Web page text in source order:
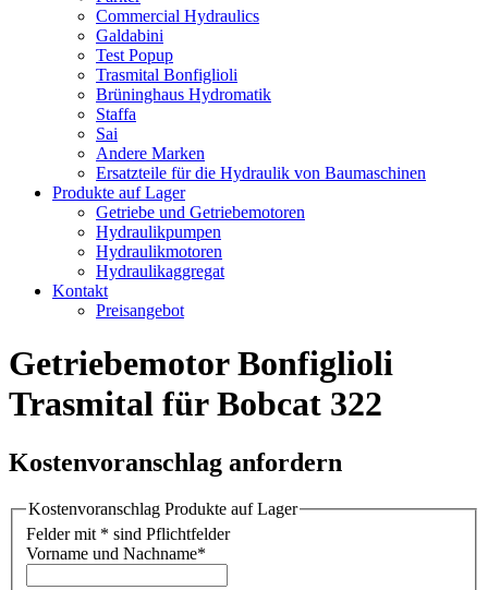
Commercial Hydraulics
Galdabini
Test Popup
Trasmital Bonfiglioli
Brüninghaus Hydromatik
Staffa
Sai
Andere Marken
Ersatzteile für die Hydraulik von Baumaschinen
Produkte auf Lager
Getriebe und Getriebemotoren
Hydraulikpumpen
Hydraulikmotoren
Hydraulikaggregat
Kontakt
Preisangebot
Getriebemotor Bonfiglioli
Trasmital für Bobcat 322
Kostenvoranschlag anfordern
Kostenvoranschlag Produkte auf Lager
Felder mit * sind Pflichtfelder
Vorname und Nachname*